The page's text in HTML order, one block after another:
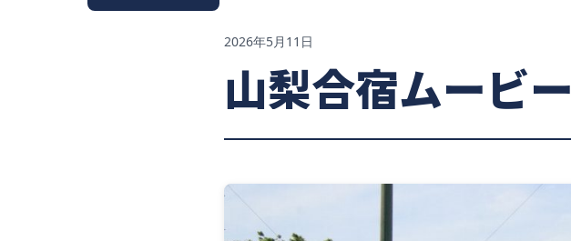
2026年5月11日
山梨合宿ムービー